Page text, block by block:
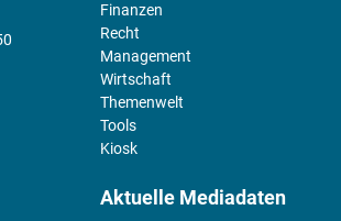
Finanzen
Recht
Management
Wirtschaft
Themenwelt
Tools
Kiosk
Aktuelle Mediadaten